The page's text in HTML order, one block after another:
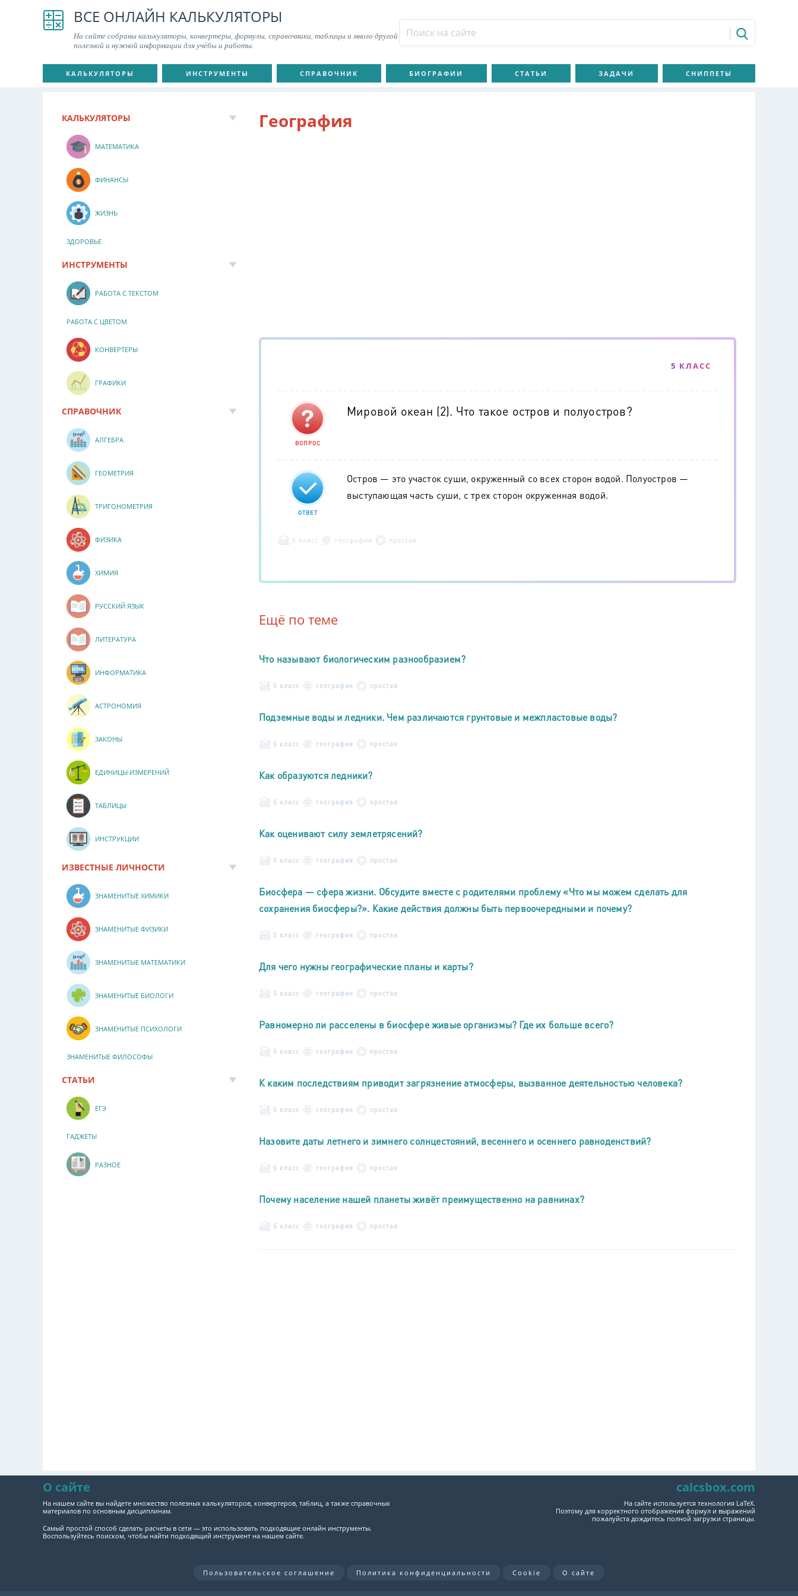
ВСЕ ОНЛАЙН КАЛЬКУЛЯТОРЫ
На сайте собраны калькуляторы, конвертеры, формулы, справочники, таблицы и много другой
полезной и нужной информации для учёбы и работы.
КАЛЬКУЛЯТОРЫ ИНСТРУМЕНТЫ СПРАВОЧНИК БИОГРАФИИ СТАТЬИ ЗАДАЧИ СНИППЕТЫ
География
5 КЛАСС
ВОПРОС
Мировой океан (2). Что такое остров и полуостров?
ОТВЕТ
Остров — это участок суши, окруженный со всех сторон водой. Полуостров —
выступающая часть суши, с трех сторон окруженная водой.
5 класс география простая
Ещё по теме
Что называют биологическим разнообразием?
5 класс география простая
Подземные воды и ледники. Чем различаются грунтовые и межпластовые воды?
5 класс география простая
Как образуются ледники?
5 класс география простая
Как оценивают силу землетрясений?
5 класс география простая
Биосфера — сфера жизни. Обсудите вместе с родителями проблему «Что мы можем сделать для
сохранения биосферы?». Какие действия должны быть первоочередными и почему?
5 класс география простая
Для чего нужны географические планы и карты?
5 класс география простая
Равномерно ли расселены в биосфере живые организмы? Где их больше всего?
5 класс география простая
К каким последствиям приводит загрязнение атмосферы, вызванное деятельностью человека?
5 класс география простая
Назовите даты летнего и зимнего солнцестояний, весеннего и осеннего равноденствий?
5 класс география простая
Почему население нашей планеты живёт преимущественно на равнинах?
5 класс география простая
КАЛЬКУЛЯТОРЫ
МАТЕМАТИКА
ФИНАНСЫ
ЖИЗНЬ
ЗДОРОВЬЕ
ИНСТРУМЕНТЫ
РАБОТА С ТЕКСТОМ
РАБОТА С ЦВЕТОМ
КОНВЕРТЕРЫ
ГРАФИКИ
СПРАВОЧНИК
АЛГЕБРА
ГЕОМЕТРИЯ
ТРИГОНОМЕТРИЯ
ФИЗИКА
ХИМИЯ
РУССКИЙ ЯЗЫК
ЛИТЕРАТУРА
ИНФОРМАТИКА
АСТРОНОМИЯ
ЗАКОНЫ
ЕДИНИЦЫ ИЗМЕРЕНИЙ
ТАБЛИЦЫ
ИНСТРУКЦИИ
ИЗВЕСТНЫЕ ЛИЧНОСТИ
ЗНАМЕНИТЫЕ ХИМИКИ
ЗНАМЕНИТЫЕ ФИЗИКИ
ЗНАМЕНИТЫЕ МАТЕМАТИКИ
ЗНАМЕНИТЫЕ БИОЛОГИ
ЗНАМЕНИТЫЕ ПСИХОЛОГИ
ЗНАМЕНИТЫЕ ФИЛОСОФЫ
СТАТЬИ
ЕГЭ
ГАДЖЕТЫ
РАЗНОЕ
О сайте
На нашем сайте вы найдете множество полезных калькуляторов, конвертеров, таблиц, а также справочных
материалов по основным дисциплинам.
Самый простой способ сделать расчеты в сети — это использовать подходящие онлайн инструменты.
Воспользуйтесь поиском, чтобы найти подходящий инструмент на нашем сайте.
calcsbox.com
На сайте используется технология LaTeX.
Поэтому для корректного отображения формул и выражений
пожалуйста дождитесь полной загрузки страницы.
Пользовательское соглашение Политика конфиденциальности Cookie О сайте